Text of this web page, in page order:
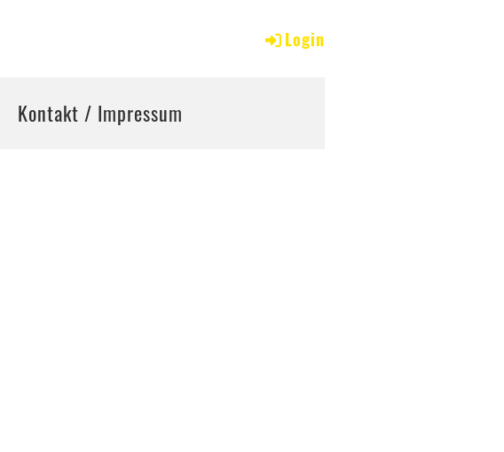
Login
Kontakt / Impressum